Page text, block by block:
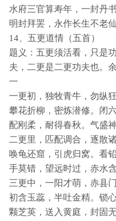
水府三官算寿年，一封丹
明封拜罢，永作长生不老仙
14、五更道情（五首）
题义：五更须活看，只是
夫，二更是二更功夫也。余
一
一更初，独牧青牛，勿纵
攀花折柳，密炼潜修。闭
配刚柔，耐得春秋。气盛
二更里，匹配调合，逐散
唤龟还窟，引虎归窝。看
手莫错，望远时过，赤水
三更中，一阳才萌，赤县
初含玉蕊，半吐金精。锁
颗芝英，送入黄庭，封固